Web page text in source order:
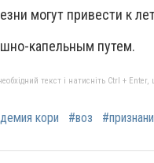
могут привести к
капельным путем.
текст і натисніть Ctrl +
кори #воз